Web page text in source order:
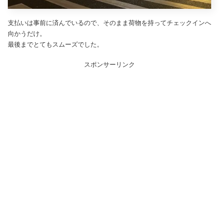
支払いは事前に済んでいるので、そのまま荷物を持ってチェックインへ
向かうだけ。
最後までとてもスムーズでした。
スポンサーリンク